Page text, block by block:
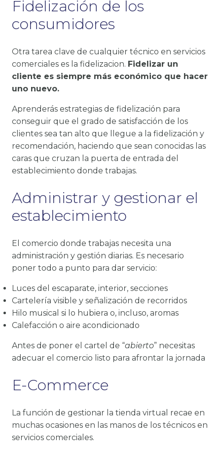
Fidelización de los
consumidores
Otra tarea clave de cualquier técnico en servicios
comerciales es la fidelizacion. Fidelizar un
cliente es siempre más económico que hacer
uno nuevo.
Aprenderás estrategias de fidelización para
conseguir que el grado de satisfacción de los
clientes sea tan alto que llegue a la fidelización y
recomendación, haciendo que sean conocidas las
caras que cruzan la puerta de entrada del
establecimiento donde trabajas.
Administrar y gestionar el
establecimiento
El comercio donde trabajas necesita una
administración y gestión diarias. Es necesario
poner todo a punto para dar servicio:
Luces del escaparate, interior, secciones
Cartelería visible y señalización de recorridos
Hilo musical si lo hubiera o, incluso, aromas
Calefacción o aire acondicionado
Antes de poner el cartel de “abierto” necesitas
adecuar el comercio listo para afrontar la jornada
E-Commerce
La función de gestionar la tienda virtual recae en
muchas ocasiones en las manos de los técnicos en
servicios comerciales.